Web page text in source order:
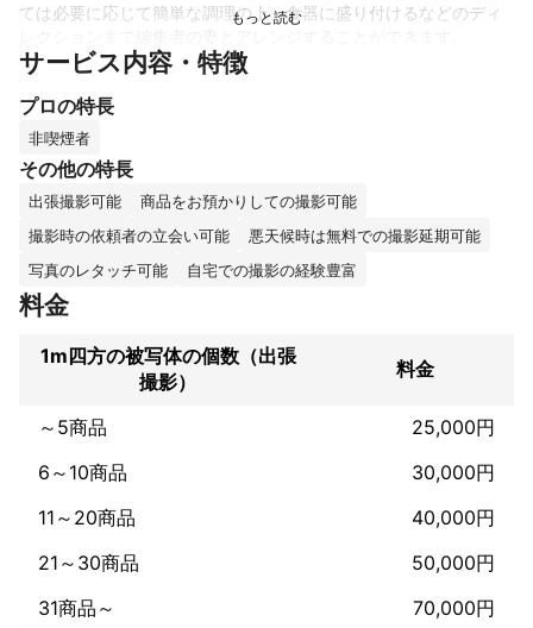
ては必要に応じて簡単な調理の上、食器に盛り付けるなどのディ
各商品に最適なライティングと質感を出すことを最も得意として
を大切に撮影を進めていきます。
これまでの実績
サーフィン雑誌「NALU」ヨガ雑誌「Yogini」山雑誌「ランドネ」
ライフスタイル誌「湘南スタイル」建築雑誌「建築ノート」犬雑
誌「RETRIEVER」バイク雑誌「クラブハーレー」デザイン誌「デ
ザインの現場」ゴルフ誌「EVEN」などの表紙やグラビアページ
サービス内容・特徴
プロの特長
非喫煙者
その他の特長
出張撮影可能
商品をお預かりしての撮影可能
撮影時の依頼者の立会い可能
悪天候時は無料での撮影延期可能
写真のレタッチ可能
自宅での撮影の経験豊富
料金
1m四方の被写体の個数（出張
撮影）
料金
～5商品
25,000円
6～10商品
30,000円
11～20商品
40,000円
21～30商品
50,000円
31商品～
70,000円